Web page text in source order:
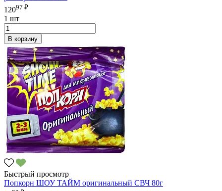
12097 ₽
1 шт
В корзину
Быстрый просмотр
Попкорн ШОУ ТАЙМ оригинальный СВЧ 80г